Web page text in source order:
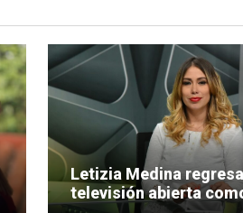
Letizia Medina
televisión abierta